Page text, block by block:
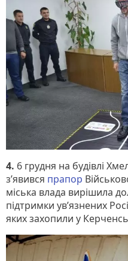
4. 6 грудня на будівлі
з’явився прапор
міська влада вирішила
підтримки ув’язнених
яких захопили у